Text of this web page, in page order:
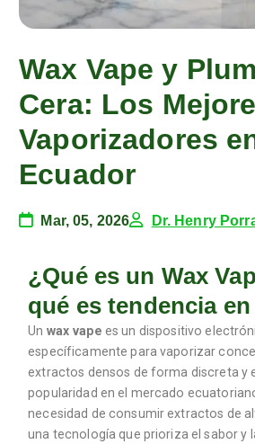
Wax Vape y
Cera: Los
Vaporizadores
Ecuador
Mar, 05, 2026 Dr. Henry
¿Qué es un Wax
qué es tendencia
Un wax vape es un dispositivo
específicamente para vaporizar
extractos densos de forma discreta y
popularidad en el mercado
necesidad de consumir extractos de
una tecnología que prioriza el sabor y